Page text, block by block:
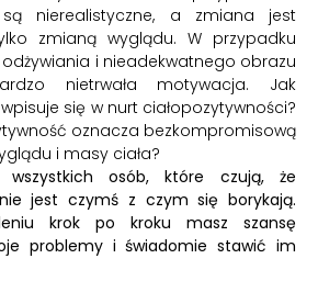
są nierealistyczne, a zmiana jest
zmianą wyglądu. W przypadku
i nieadekwatnego obrazu
nietrwała motywacja. Jak
się w nurt ciałopozytywności?
oznacza bezkompromisową
i masy ciała?
osób, które czują, że
jest czymś z czym się borykają.
krok po kroku masz szansę
problemy i świadomie stawić im